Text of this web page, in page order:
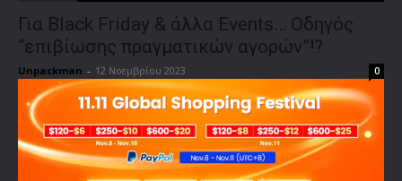
Για Black Friday & άλλα Events… Οδηγός
“επιβίωσης πραγματικών αγορών”!?
Unpackman - 12 Νοεμβρίου 2023 0